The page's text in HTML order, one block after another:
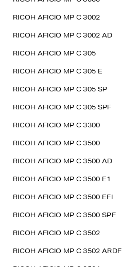
RICOH AFICIO MP C 3002
RICOH AFICIO MP C 3002 AD
RICOH AFICIO MP C 305
RICOH AFICIO MP C 305 E
RICOH AFICIO MP C 305 SP
RICOH AFICIO MP C 305 SPF
RICOH AFICIO MP C 3300
RICOH AFICIO MP C 3500
RICOH AFICIO MP C 3500 AD
RICOH AFICIO MP C 3500 E1
RICOH AFICIO MP C 3500 EFI
RICOH AFICIO MP C 3500 SPF
RICOH AFICIO MP C 3502
RICOH AFICIO MP C 3502 ARDF